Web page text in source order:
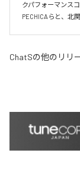
クパフォーマンス
PECHICAらと、北
ChatSの他のリリ